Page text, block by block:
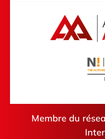
Pyrénées-Atlantiques
Loir-et-Cher
Pithiviers
Saint-Pierre-de-
Membre du